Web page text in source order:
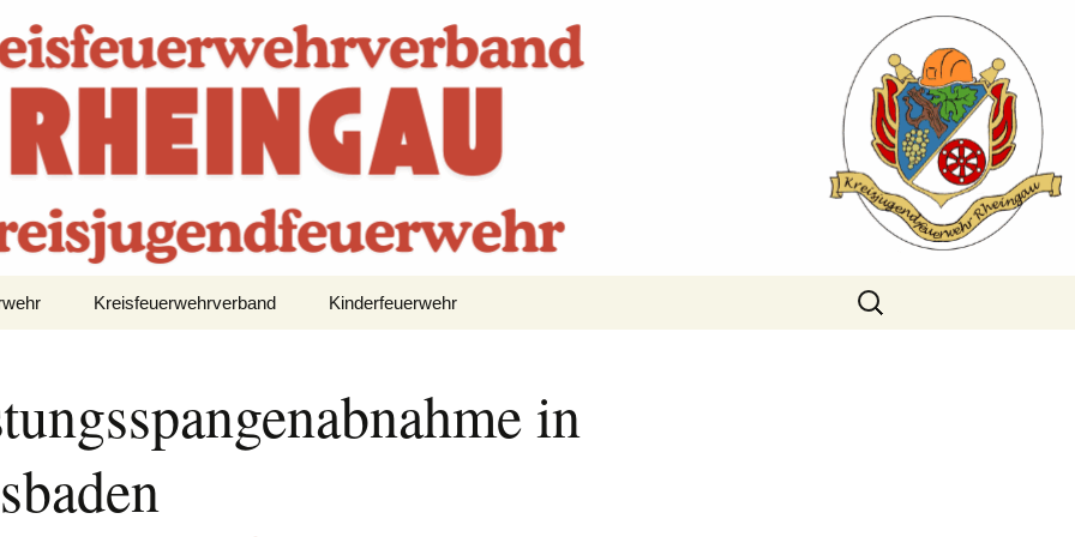
Kreisfeuerwehrverband
Feuerwehren
Chronik
Kinderfeuerwehr
Kinderfeuerwehren
Suchen
nach:
in